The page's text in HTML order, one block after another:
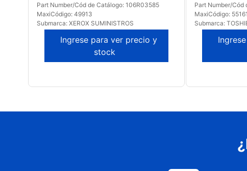
Part Number/Cód de Catálogo: 106R03585
MaxiCódigo: 49913
Submarca: XEROX SUMINISTROS
Ingrese para ver precio y
stock
Part Number/Cód
MaxiCódigo: 55161
Submarca: